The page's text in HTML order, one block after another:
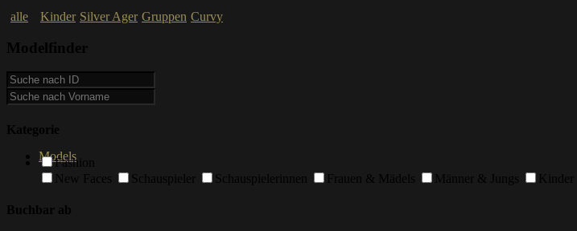
Models
alle Kinder Silver Ager Gruppen Curvy
Modelfinder
Kategorie
Fashion
New Faces
Schauspieler Schauspielerinnen Frauen & Mädels Männer & Jungs Kinder
Buchbar ab